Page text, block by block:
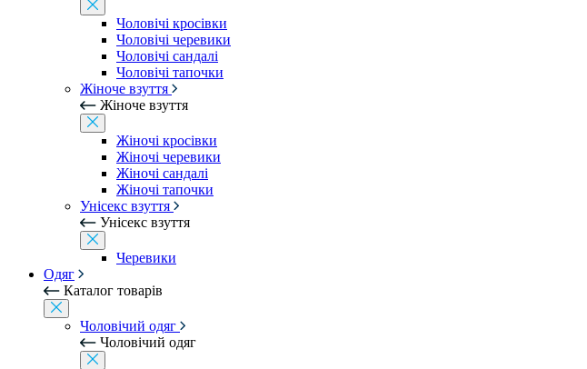
Чоловічі кросівки
Чоловічі черевики
Чоловічі сандалі
Чоловічі тапочки
Жіноче взуття
Жіноче взуття
Жіночі кросівки
Жіночі черевики
Жіночі сандалі
Жіночі тапочки
Унісекс взуття
Унісекс взуття
Черевики
Одяг
Каталог товарів
Чоловічий одяг
Чоловічий одяг